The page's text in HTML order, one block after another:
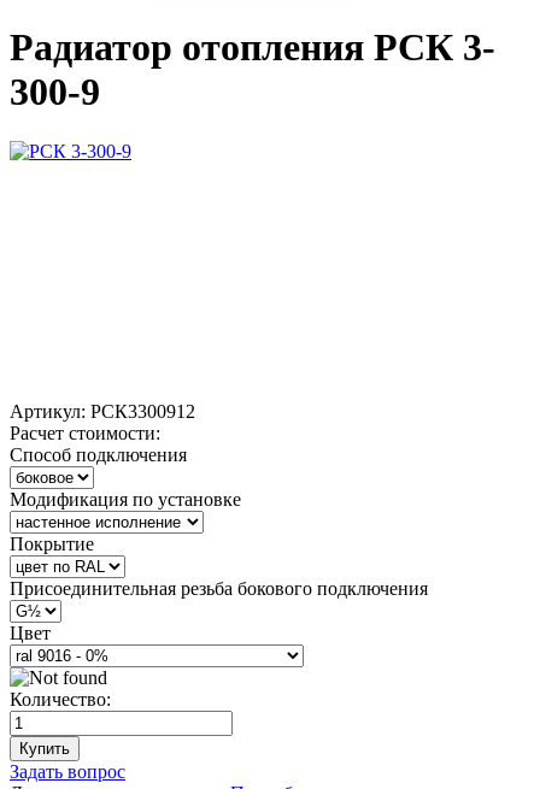
Радиатор отопления РСК 3-
300-9
Артикул: РСК3300912
Расчет стоимости:
Способ подключения
Модификация по установке
Покрытие
Присоединительная резьба бокового подключения
Цвет
Количество:
Купить
Задать вопрос